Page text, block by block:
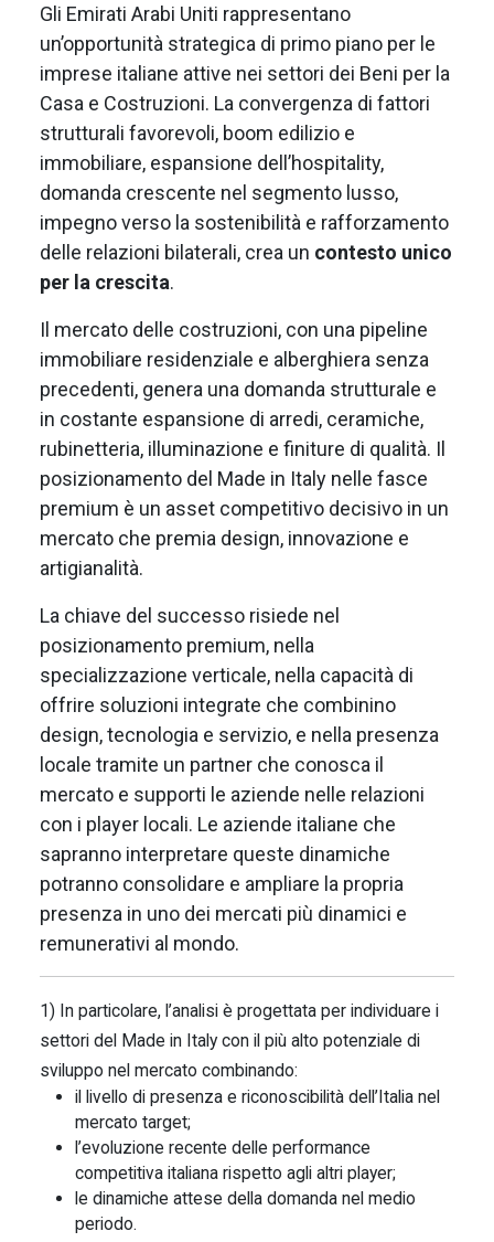
Gli Emirati Arabi Uniti rappresentano
un’opportunità strategica di primo piano per le
imprese italiane attive nei settori dei Beni per la
Casa e Costruzioni. La convergenza di fattori
strutturali favorevoli, boom edilizio e
immobiliare, espansione dell’hospitality,
domanda crescente nel segmento lusso,
impegno verso la sostenibilità e rafforzamento
delle relazioni bilaterali, crea un contesto unico
per la crescita.
Il mercato delle costruzioni, con una pipeline
immobiliare residenziale e alberghiera senza
precedenti, genera una domanda strutturale e
in costante espansione di arredi, ceramiche,
rubinetteria, illuminazione e finiture di qualità. Il
posizionamento del Made in Italy nelle fasce
premium è un asset competitivo decisivo in un
mercato che premia design, innovazione e
artigianalità.
La chiave del successo risiede nel
posizionamento premium, nella
specializzazione verticale, nella capacità di
offrire soluzioni integrate che combinino
design, tecnologia e servizio, e nella presenza
locale tramite un partner che conosca il
mercato e supporti le aziende nelle relazioni
con i player locali. Le aziende italiane che
sapranno interpretare queste dinamiche
potranno consolidare e ampliare la propria
presenza in uno dei mercati più dinamici e
remunerativi al mondo.
1) In particolare, l’analisi è progettata per individuare i
settori del Made in Italy con il più alto potenziale di
sviluppo nel mercato combinando:
il livello di presenza e riconoscibilità dell’Italia nel
mercato target;
l’evoluzione recente delle performance
competitiva italiana rispetto agli altri player;
le dinamiche attese della domanda nel medio
periodo.